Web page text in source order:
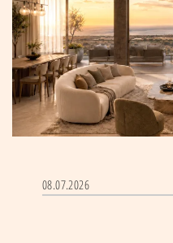
08.07.2026